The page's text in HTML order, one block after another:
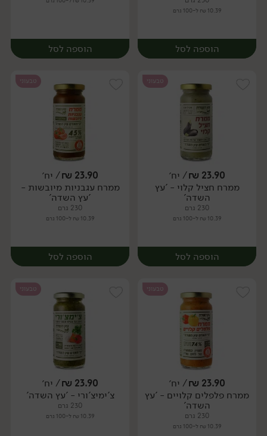
10.39 ₪ ל-100 גרם
הוספה לסל
יח׳
הוספה לסל
יח׳
טבעוני
23.90
₪/ יח׳
ממרח חציל קלוי - 'עץ
השדה'
230 גרם
10.39 ₪ ל-100 גרם
הוספה לסל
יח׳
טבעוני
23.90
₪/ יח׳
ממרח עגבניות מיובשות -
'עץ השדה'
230 גרם
10.39 ₪ ל-100 גרם
הוספה לסל
יח׳
טבעוני
23.90
₪/ יח׳
ממרח פלפלים קלויים - 'עץ
השדה'
230 גרם
10.39 ₪ ל-100 גרם
טבעוני
23.90
₪/ יח׳
צ'ימיצ'ורי - 'עץ השדה'
230 גרם
10.39 ₪ ל-100 גרם